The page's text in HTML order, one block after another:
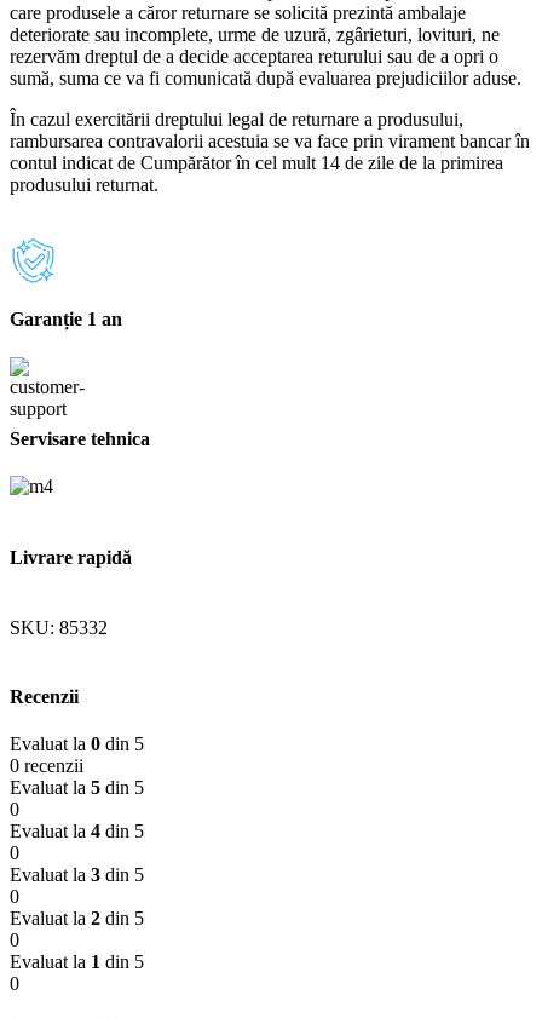
care produsele a căror returnare se solicită prezintă ambalaje
deteriorate sau incomplete, urme de uzură, zgârieturi, lovituri, ne
rezervăm dreptul de a decide acceptarea returului sau de a opri o
sumă, suma ce va fi comunicată după evaluarea prejudiciilor aduse.
În cazul exercitării dreptului legal de returnare a produsului,
rambursarea contravalorii acestuia se va face prin virament bancar în
contul indicat de Cumpărător în cel mult 14 de zile de la primirea
produsului returnat.
Garanție 1 an
Servisare tehnica
Livrare rapidă
SKU: 85332
Recenzii
Evaluat la 0 din 5
0 recenzii
Evaluat la 5 din 5
0
Evaluat la 4 din 5
0
Evaluat la 3 din 5
0
Evaluat la 2 din 5
0
Evaluat la 1 din 5
0